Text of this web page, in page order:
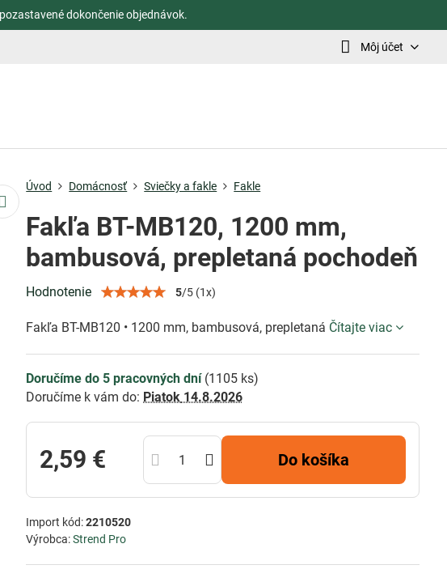
dokončenie objednávok.
Môj účet
Úvod Domácnosť Sviečky a fakle Fakle
Fakľa BT-MB120, 1200 mm,
bambusová, prepletaná pochodeň
Hodnotenie 5/5 (1x)
Fakľa BT-MB120 • 1200 mm, bambusová, prepletaná Čítajte viac
Doručíme do 5 pracovných dní (1105 ks)
Doručíme k vám do: Piatok 14.8.2026
2,59 € Do košíka
Import kód:2210520
Výrobca:Strend Pro